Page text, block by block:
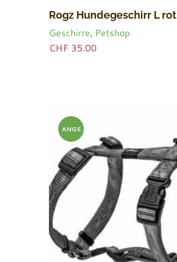
Rogz Hundegeschirr L rot
Geschirre, Petshop
CHF 35.00
ANGE
BOT!